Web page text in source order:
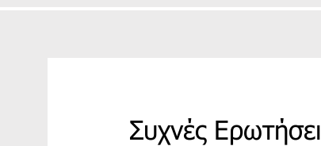
Συχνές